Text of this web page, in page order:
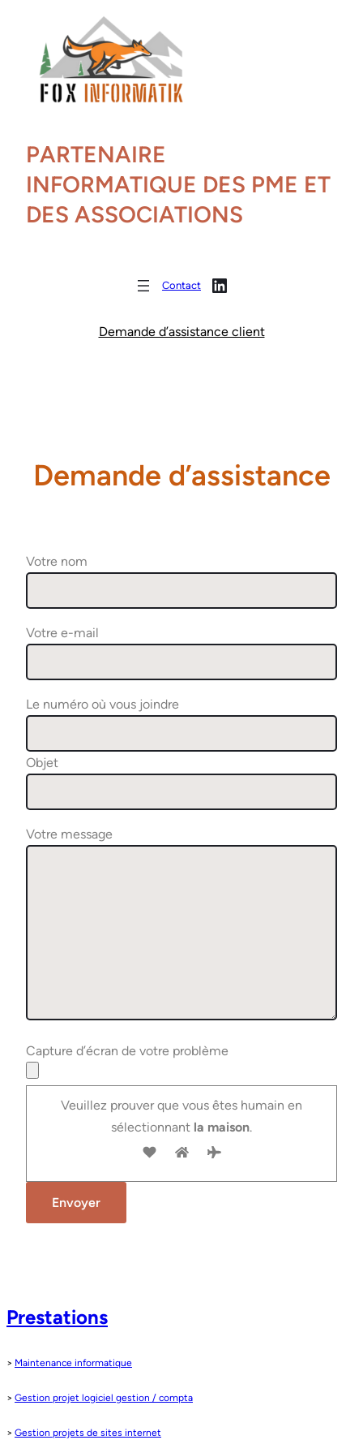
PARTENAIRE
INFORMATIQUE DES PME ET
DES ASSOCIATIONS
Contact Profil Linkedin François Hory
Demande d’assistance client
Demande d’assistance
Votre nom
Votre e-mail
Le numéro où vous joindre
Objet
Votre message
Capture d’écran de votre problème
Veuillez prouver que vous êtes humain en
sélectionnant la maison.
Prestations
> Maintenance informatique
> Gestion projet logiciel gestion / compta
> Gestion projets de sites internet